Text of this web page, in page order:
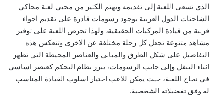
الذي تسعى اللعبة إلى تقديمه ويهتم الكثير من محبي لعبة محاكي
الشاحنات الدول العربية بوجود رسومات قادرة على تقديم اجواء
قريبة من قيادة المركبات الحقيقية، ولهذا تحرص اللعبة على توفير
مشاهد متنوعة تجعل كل رحلة مختلفة عن الاخرى وتنعكس هذه
التفاصيل على شكل الطرق والمباني والعناصر المحيطة التي تظهر
اثناء التنقل وإلى جانب الرسومات، يبرز نظام التحكم كعنصر اساسي
في نجاح اللعبة، حيث يمكن للاعب اختيار اسلوب القيادة المناسب
له وفق تفضيلاته الشخصية.